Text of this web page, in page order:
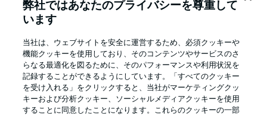
言語をお選びください
日本語 Display Mode
弊社ではあなたのプライバシーを尊重して
います
当社は、ウェブサイトを安全に運営するため、必須クッキーや
機能クッキーを使用しており、そのコンテンツやサービスのさ
らなる最適化を図るために、そのパフォーマンスや利用状況を
記録することができるようにしています。「すべてのクッキー
を受け入れる」をクリックすると、当社がマーケティングクッ
キーおよび分析クッキー、ソーシャルメディアクッキーを使用
することに同意したことになります。これらのクッキーの一部